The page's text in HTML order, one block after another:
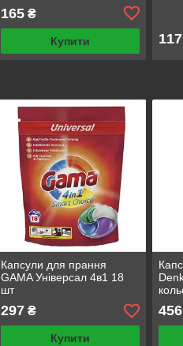
165₴
Купити
Капсули для прання
GAMA Універсал 4в1 18
шт
297₴
Купити
456